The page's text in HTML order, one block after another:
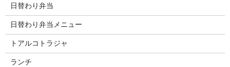
日替わり弁当
日替わり弁当メニュー
トアルコトラジャ
ランチ